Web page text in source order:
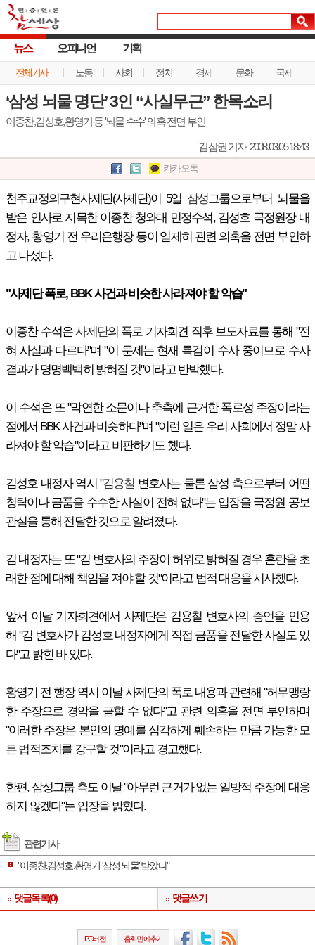
뉴스
전체기사 노동 사회 정치 경제 문화 국제
오피니언 기획
‘삼성 뇌물 명단’ 3인 “사실무근” 한목소리
이종찬,김성호,황영기 등 '뇌물 수수' 의혹 전면 부인
김삼권 기자 2008.03.05 18:43
카카오톡
천주교정의구현사제단(사제단)이 5일 삼성그룹으로부터 뇌물을
받은 인사로 지목한 이종찬 청와대 민정수석, 김성호 국정원장 내
정자, 황영기 전 우리은행장 등이 일제히 관련 의혹을 전면 부인하
고 나섰다.
"사제단 폭로, BBK 사건과 비슷한 사라져야 할 악습"
이종찬 수석은사제단의 폭로 기자회견 직후 보도자료를 통해 "전
혀 사실과 다르다"며 "이 문제는 현재 특검이 수사 중이므로 수사
결과가 명명백백히 밝혀질 것"이라고 반박했다.
이 수석은 또 "막연한 소문이나 추측에 근거한 폭로성 주장이라는
점에서 BBK 사건과 비슷하다"며 "이런 일은 우리 사회에서 정말 사
라져야 할 악습"이라고 비판하기도 했다.
김성호 내정자 역시 "김용철 변호사는 물론 삼성 측으로부터 어떤
청탁이나 금품을 수수한 사실이 전혀 없다"는 입장을 국정원 공보
관실을 통해 전달한 것으로 알려졌다.
김 내정자는 또 "김 변호사의 주장이 허위로 밝혀질 경우 혼란을 초
래한 점에 대해 책임을 져야 할 것"이라고 법적 대응을 시사했다.
앞서 이날 기자회견에서 사제단은 김용철 변호사의 증언을 인용
해 "김 변호사가 김성호 내정자에게 직접 금품을 전달한 사실도 있
다"고 밝힌 바 있다.
황영기 전 행장 역시 이날 사제단의 폭로 내용과 관련해 "허무맹랑
한 주장으로 경악을 금할 수 없다"고 관련 의혹을 전면 부인하며
"이러한 주장은 본인의 명예를 심각하게 훼손하는 만큼 가능한 모
든 법적조치를 강구할 것"이라고 경고했다.
한편, 삼성그룹 측도 이날 "아무런 근거가 없는 일방적 주장에 대응
하지 않겠다"는 입장을 밝혔다.
관련기사
"이종찬.김성호.황영기 '삼성 뇌물' 받았다"
댓글목록(0) 댓글쓰기
PC버전 홈화면에추가